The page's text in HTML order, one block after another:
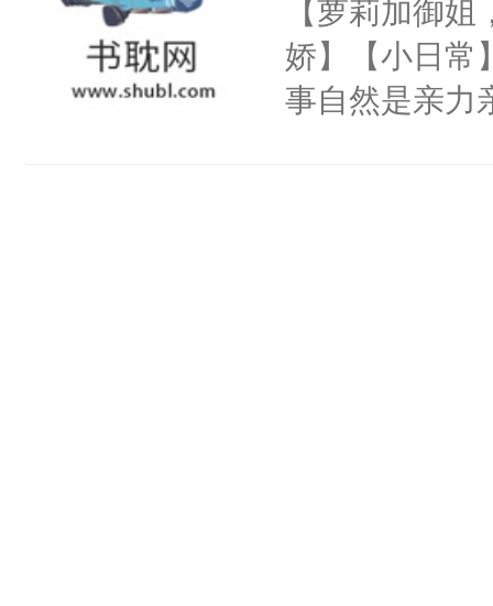
丽丝，让她远
之手，导致故
心热狐狸×白
【萝莉加御
娇】【小日常
事自然是亲力